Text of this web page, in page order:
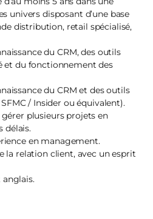
univers disposant d’une base
distribution, retail spécialisé,
du CRM, des outils
et du fonctionnement des
du CRM et des outils
/ Insider ou équivalent).
plusieurs projets en
délais.
en management.
la relation client, avec un esprit